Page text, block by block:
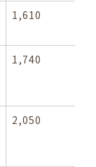
1,610
1,740
2,050